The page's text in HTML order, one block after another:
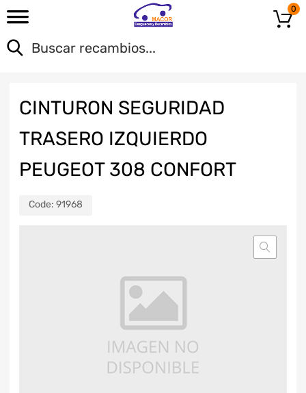
0
CINTURON SEGURIDAD
TRASERO IZQUIERDO
PEUGEOT 308 CONFORT
Code: 91968